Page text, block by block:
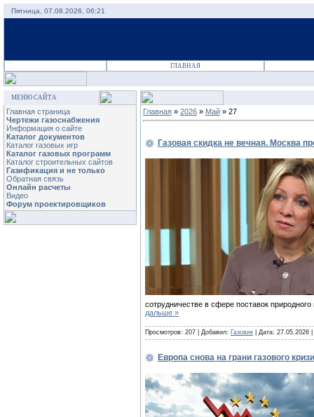
Пятница, 07.08.2026, 06:21
ГЛАВНАЯ
МЕНЮ САЙТА
Главная страница
Чертежи газоснабжения
Информация о сайте
Каталог документов
Каталог газовых игр
Каталог газовых программ
Каталог строительных сайтов
Газификация и не только
Обратная связь
Онлайн расчеты
Видео
Форум проектировщиков
Главная » 2026 » Май » 27
Газовая скидка не вечная. Москва
сотрудничестве в сфере поставок
дальше »
Просмотров: 207 | Добавил: Газовик | Дата: 27.05.2026
Европа снова на грани газового